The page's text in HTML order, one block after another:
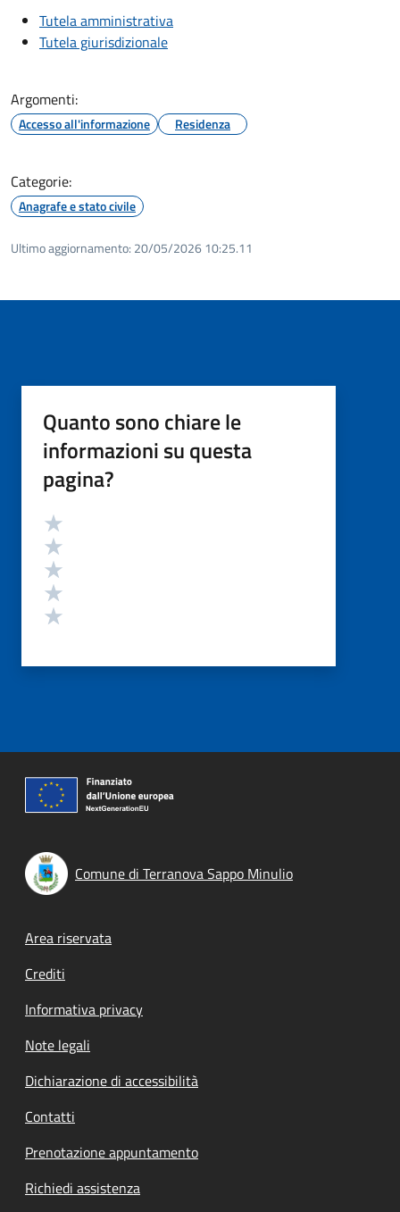
Tutela amministrativa
Tutela giurisdizionale
Argomenti:
Accesso all'informazione Residenza
Categorie:
Anagrafe e stato civile
Ultimo aggiornamento: 20/05/2026 10:25.11
Quanto sono chiare le
informazioni su questa
pagina?
Valutazione
Comune di Terranova Sappo Minulio
Footer menu
Area riservata
Crediti
Informativa privacy
Note legali
Dichiarazione di accessibilità
Contatti
Prenotazione appuntamento
Richiedi assistenza